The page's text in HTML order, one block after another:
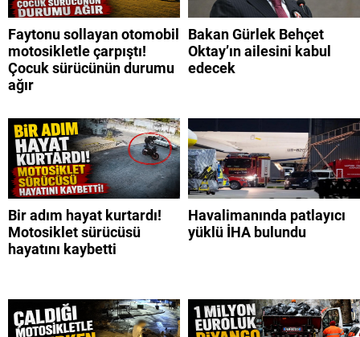
Faytonu sollayan otomobil
motosikletle çarpıştı!
Çocuk sürücünün durumu
ağır
Bakan Gürlek Behçet
Oktay’ın ailesini kabul
edecek
Bir adım hayat kurtardı!
Motosiklet sürücüsü
hayatını kaybetti
Havalimanında patlayıcı
yüklü İHA bulundu